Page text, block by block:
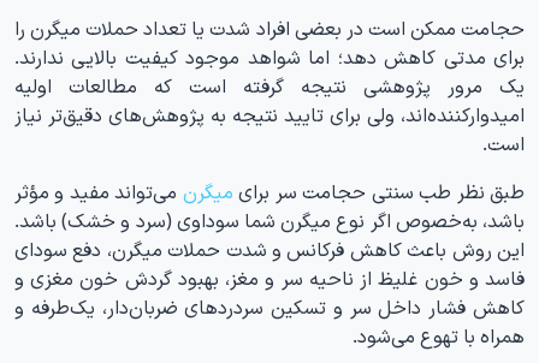
حجامت ممکن است در بعضی افراد شدت یا تعداد حملات میگرن را
برای مدتی کاهش دهد؛ اما شواهد موجود کیفیت بالایی ندارند.
یک مرور پژوهشی نتیجه گرفته است که مطالعات اولیه
امیدوارکننده‌اند، ولی برای تایید نتیجه به پژوهش‌های دقیق‌تر نیاز
است.
طبق نظر طب سنتی حجامت سر برای میگرن می‌تواند مفید و مؤثر
باشد، به‌خصوص اگر نوع میگرن شما سوداوی (سرد و خشک) باشد.
این روش باعث کاهش فرکانس و شدت حملات میگرن، دفع سودای
فاسد و خون غلیظ از ناحیه سر و مغز، بهبود گردش خون مغزی و
کاهش فشار داخل سر و تسکین سردردهای ضربان‌دار، یک‌طرفه و
همراه با تهوع می‌شود.